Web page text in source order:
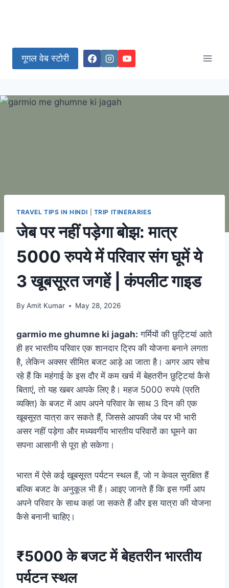
गूगल वेब स्टोरी
TRAVEL TIPS IN HINDI TRIP ITINERARIES
जेब पर नहीं पड़ेगा बोझ: मात्र
5000 रुपये में परिवार संग घूमें ये
3 खूबसूरत जगहें | कंपलीट गाइड
By Amit Kumar May 28, 2026
garmio me ghumne ki jagah: गर्मियों की छुट्टियां आते
ही हर भारतीय परिवार एक शानदार ट्रिप की योजना बनाने लगता
है, लेकिन अक्सर सीमित बजट आड़े आ जाता है। अगर आप सोच
रहे हैं कि महंगाई के इस दौर में कम खर्च में बेहतरीन छुट्टियां कैसे
बिताएं, तो यह खबर आपके लिए है। महज 5000 रुपये (प्रति
व्यक्ति) के बजट में आप अपने परिवार के साथ 3 दिन की एक
खूबसूरत यात्रा कर सकते हैं, जिससे आपकी जेब पर भी भारी
असर नहीं पड़ेगा और मध्यवर्गीय भारतीय परिवारों का घूमने का
सपना आसानी से पूरा हो सकेगा।
भारत में ऐसे कई खूबसूरत पर्यटन स्थल हैं, जो न केवल सुरक्षित हैं
बल्कि बजट के अनुकूल भी हैं। आइए जानते हैं कि इस गर्मी आप
अपने परिवार के साथ कहां जा सकते हैं और इस यात्रा की योजना
कैसे बनानी चाहिए।
₹5000 के बजट में बेहतरीन भारतीय
पर्यटन स्थल